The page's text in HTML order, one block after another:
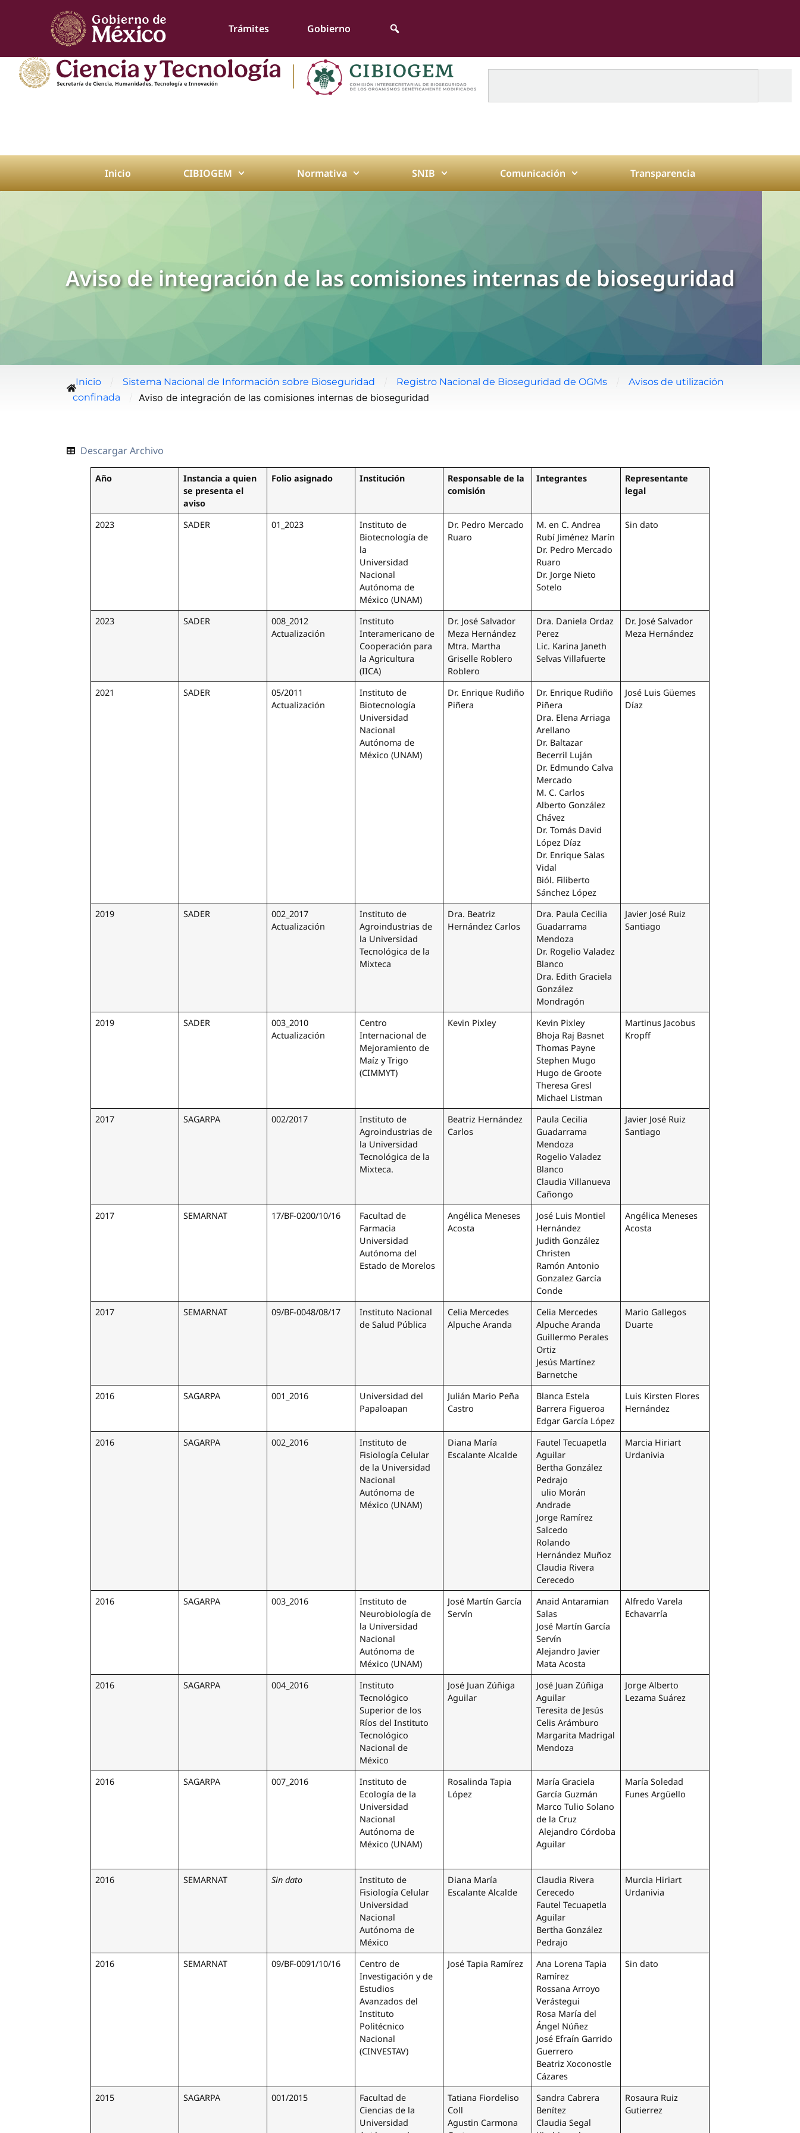
Trámites Gobierno
Inicio CIBIOGEM Normativa SNIB Comunicación Transparencia
Aviso de integración de las comisiones internas de bioseguridad
Inicio Sistema Nacional de Información sobre Bioseguridad Registro Nacional de Bioseguridad de OGMs
Avisos de utilización
confinada
Aviso de integración de las comisiones internas de bioseguridad
Descargar Archivo
Año
Instancia a quien
se presenta el
aviso
Folio asignado Institución
Responsable de la
comisión
Integrantes
Representante
legal
2023 SADER 01_2023
Instituto de
Biotecnología de
la
Universidad
Nacional
Autónoma de
México (UNAM)
Dr. Pedro Mercado
Ruaro
M. en C. Andrea
Rubí Jiménez Marín
Dr. Pedro Mercado
Ruaro
Dr. Jorge Nieto
Sotelo
Sin dato
2023 SADER
008_2012
Actualización
Instituto
Interamericano de
Cooperación para
la Agricultura
(IICA)
Dr. José Salvador
Meza Hernández
Mtra. Martha
Griselle Roblero
Roblero
Dra. Daniela Ordaz
Perez
Lic. Karina Janeth
Selvas Villafuerte
Dr. José Salvador
Meza Hernández
2021 SADER
05/2011
Actualización
Instituto de
Biotecnología
Universidad
Nacional
Autónoma de
México (UNAM)
Dr. Enrique Rudiño
Piñera
Dr. Enrique Rudiño
Piñera
Dra. Elena Arriaga
Arellano
Dr. Baltazar
Becerril Luján
Dr. Edmundo Calva
Mercado
M. C. Carlos
Alberto González
Chávez
Dr. Tomás David
López Díaz
Dr. Enrique Salas
Vidal
Biól. Filiberto
Sánchez López
José Luis Güemes
Díaz
2019 SADER
002_2017
Actualización
Instituto de
Agroindustrias de
la Universidad
Tecnológica de la
Mixteca
Dra. Beatriz
Hernández Carlos
Dra. Paula Cecilia
Guadarrama
Mendoza
Dr. Rogelio Valadez
Blanco
Dra. Edith Graciela
González
Mondragón
Javier José Ruiz
Santiago
2019 SADER
003_2010
Actualización
Centro
Internacional de
Mejoramiento de
Maíz y Trigo
(CIMMYT)
Kevin Pixley
Kevin Pixley
Bhoja Raj Basnet
Thomas Payne
Stephen Mugo
Hugo de Groote
Theresa Gresl
Michael Listman
Martinus Jacobus
Kropff
2017 SAGARPA 002/2017
Instituto de
Agroindustrias de
la Universidad
Tecnológica de la
Mixteca.
Beatriz Hernández
Carlos
Paula Cecilia
Guadarrama
Mendoza
Rogelio Valadez
Blanco
Claudia Villanueva
Cañongo
Javier José Ruiz
Santiago
2017 SEMARNAT 17/BF-0200/10/16
Facultad de
Farmacia
Universidad
Autónoma del
Estado de Morelos
Angélica Meneses
Acosta
José Luis Montiel
Hernández
Judith González
Christen
Ramón Antonio
Gonzalez García
Conde
Angélica Meneses
Acosta
2017 SEMARNAT 09/BF-0048/08/17
Instituto Nacional
de Salud Pública
Celia Mercedes
Alpuche Aranda
Celia Mercedes
Alpuche Aranda
Guillermo Perales
Ortiz
Jesús Martínez
Barnetche
Mario Gallegos
Duarte
2016 SAGARPA 001_2016
Universidad del
Papaloapan
Julián Mario Peña
Castro
Blanca Estela
Barrera Figueroa
Edgar García López
Luis Kirsten Flores
Hernández
2016 SAGARPA 002_2016
Instituto de
Fisiología Celular
de la Universidad
Nacional
Autónoma de
México (UNAM)
Diana María
Escalante Alcalde
Fautel Tecuapetla
Aguilar
Bertha González
Pedrajo
ulio Morán
Andrade
Jorge Ramírez
Salcedo
Rolando
Hernández Muñoz
Claudia Rivera
Cerecedo
Marcia Hiriart
Urdanivia
2016 SAGARPA 003_2016
Instituto de
Neurobiología de
la Universidad
Nacional
Autónoma de
México (UNAM)
José Martín García
Servín
Anaid Antaramian
Salas
José Martín García
Servín
Alejandro Javier
Mata Acosta
Alfredo Varela
Echavarría
2016 SAGARPA 004_2016
Instituto
Tecnológico
Superior de los
Ríos del Instituto
Tecnológico
Nacional de
México
José Juan Zúñiga
Aguilar
José Juan Zúñiga
Aguilar
Teresita de Jesús
Celis Arámburo
Margarita Madrigal
Mendoza
Jorge Alberto
Lezama Suárez
2016 SAGARPA 007_2016
Instituto de
Ecología de la
Universidad
Nacional
Autónoma de
México (UNAM)
Rosalinda Tapia
López
María Graciela
García Guzmán
Marco Tulio Solano
de la Cruz
Alejandro Córdoba
Aguilar
María Soledad
Funes Argüello
2016 SEMARNAT Sin dato
Instituto de
Fisiología Celular
Universidad
Nacional
Autónoma de
México
Diana María
Escalante Alcalde
Claudia Rivera
Cerecedo
Fautel Tecuapetla
Aguilar
Bertha González
Pedrajo
Murcia Hiriart
Urdanivia
2016 SEMARNAT 09/BF-0091/10/16
Centro de
Investigación y de
Estudios
Avanzados del
Instituto
Politécnico
Nacional
(CINVESTAV)
José Tapia Ramírez
Ana Lorena Tapia
Ramírez
Rossana Arroyo
Verástegui
Rosa María del
Ángel Núñez
José Efraín Garrido
Guerrero
Beatriz Xoconostle
Cázares
Sin dato
2015 SAGARPA 001/2015
Facultad de
Ciencias de la
Universidad
Tatiana Fiordeliso
Coll
Agustin Carmona
Sandra Cabrera
Benítez
Claudia Segal
Rosaura Ruiz
Gutierrez